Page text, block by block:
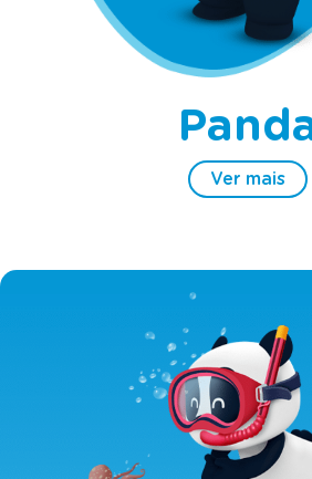
Ver mais